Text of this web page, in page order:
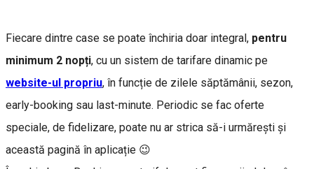
Fiecare dintre case se poate închiria doar integral, pentru
minimum 2 nopți, cu un sistem de tarifare dinamic pe
website-ul propriu, în funcție de zilele săptămânii, sezon,
early-booking sau last-minute. Periodic se fac oferte
speciale, de fidelizare, poate nu ar strica să-i urmărești și
această pagină în aplicație 😉